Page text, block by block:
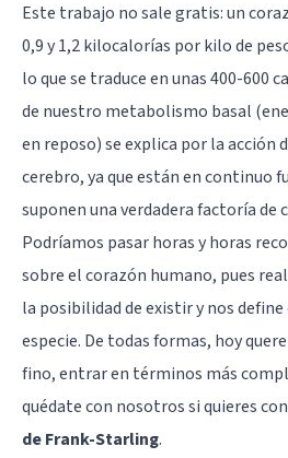
Este trabajo no sale gratis: un
0,9 y 1,2 kilocalorías por kilo de
lo que se traduce en unas 400-600
de nuestro metabolismo basal
en reposo) se explica por la acción
cerebro, ya que están en continuo
suponen una verdadera factoría de
Podríamos pasar horas y horas
sobre el corazón humano, pues
la posibilidad de existir y nos
especie. De todas formas, hoy
fino, entrar en términos más
quédate con nosotros si quieres
de Frank-Starling.